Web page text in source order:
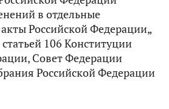
в отдельные
Российской Федерации„
106 Конституции
Совет Федерации
Российской Федерации